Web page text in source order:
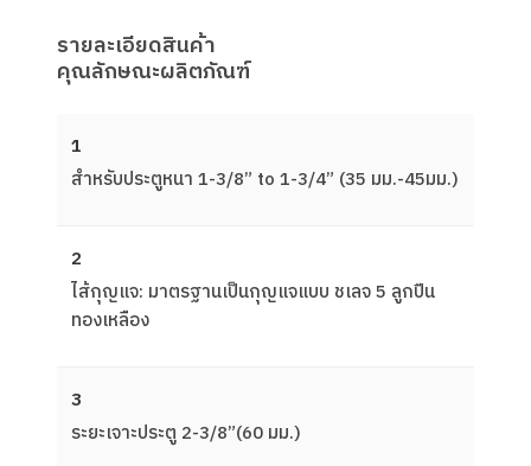
รายละเอียดสินค้า
คุณลักษณะผลิตภัณฑ์
1
สําหรับประตูหนา 1-3/8” to 1-3/4” (35 มม.-45มม.)
2
ไส้กุญแจ: มาตรฐานเป็นกุญแจแบบ ชเลจ 5 ลูกปืน
ทองเหลือง
3
ระยะเจาะประตู 2-3/8”(60 มม.)